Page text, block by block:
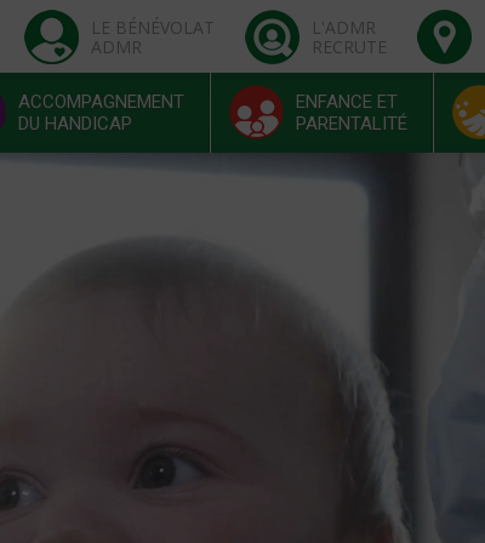
LE BÉNÉVOLAT
ADMR
L'ADMR
RECRUTE
ACCOMPAGNEMENT
DU HANDICAP
ENFANCE ET
PARENTALITÉ